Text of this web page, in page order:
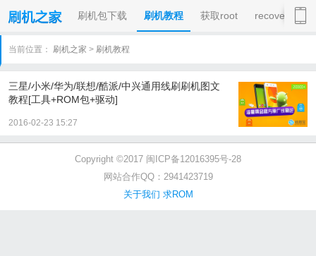
刷机包下载 刷机教程 获取root recovery
当前位置： 刷机之家 > 刷机教程
三星/小米/华为/联想/酷派/中兴通用线刷刷机图文
教程[工具+ROM包+驱动]
2016-02-23 15:27
Copyright ©2017 闽ICP备12016395号-28
网站合作QQ：2941423719
关于我们 求ROM